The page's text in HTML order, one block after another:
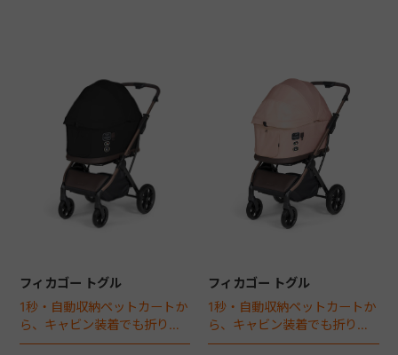
フィカゴー トグル
1秒・自動収納ペットカートか
ら、キャビン装着でも折りた
ためるモデルが登場！
フィカゴー トグル
1秒・自動収納ペットカートか
ら、キャビン装着でも折りた
ためるモデルが登場！